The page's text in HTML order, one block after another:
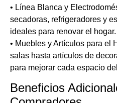
• Línea Blanca y
secadoras, refrigeradores y
ideales para renovar el hogar.
• Muebles y Artículos para el
salas hasta artículos de
para mejorar cada espacio
Beneficios